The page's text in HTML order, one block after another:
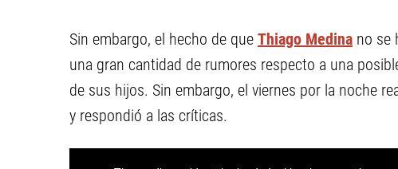
Sin embargo, el hecho de que Thiago Medina no se
una gran cantidad de rumores respecto a una
de sus hijos. Sin embargo, el viernes por la noche
y respondió a las críticas.